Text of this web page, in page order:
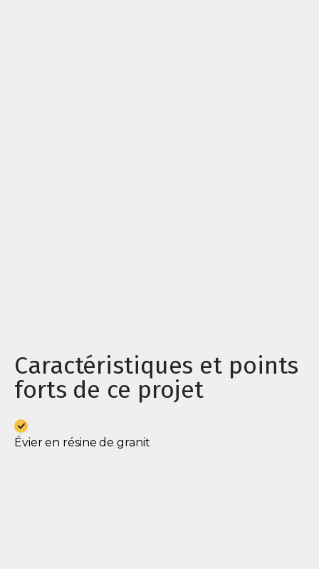
Caractéristiques et points
forts de ce projet
Évier en résine de granit